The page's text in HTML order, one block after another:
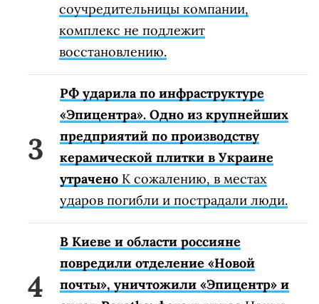
соучредительницы компании,
комплекс не подлежит
восстановлению.
РФ ударила по инфраструктуре
«Эпицентра». Одно из крупнейших
предприятий по производству
керамической плитки в Украине
утрачено К сожалению, в местах
ударов погибли и пострадали люди.
В Киеве и области россияне
повредили отделение «Новой
почты», уничтожили «Эпицентр» и